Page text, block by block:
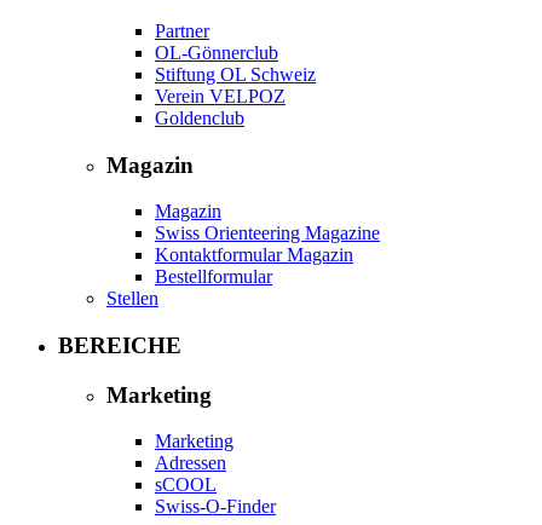
Partner
OL-Gönnerclub
Stiftung OL Schweiz
Verein VELPOZ
Goldenclub
Magazin
Magazin
Swiss Orienteering Magazine
Kontaktformular Magazin
Bestellformular
Stellen
BEREICHE
Marketing
Marketing
Adressen
sCOOL
Swiss-O-Finder